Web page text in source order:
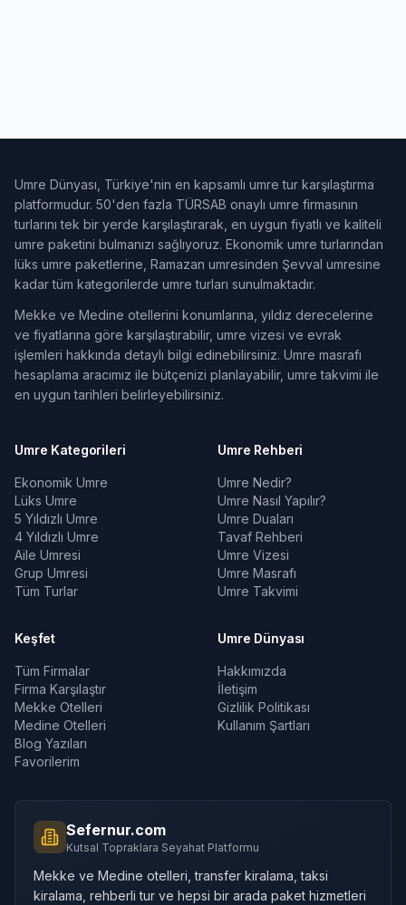
Umre Dünyası, Türkiye'nin en kapsamlı umre tur karşılaştırma
platformudur. 50'den fazla TÜRSAB onaylı umre firmasının
turlarını tek bir yerde karşılaştırarak, en uygun fiyatlı ve kaliteli
umre paketini bulmanızı sağlıyoruz. Ekonomik umre turlarından
lüks umre paketlerine, Ramazan umresinden Şevval umresine
kadar tüm kategorilerde umre turları sunulmaktadır.
Mekke ve Medine otellerini konumlarına, yıldız derecelerine
ve fiyatlarına göre karşılaştırabilir, umre vizesi ve evrak
işlemleri hakkında detaylı bilgi edinebilirsiniz. Umre masrafı
hesaplama aracımız ile bütçenizi planlayabilir, umre takvimi ile
en uygun tarihleri belirleyebilirsiniz.
Umre Kategorileri
Ekonomik Umre
Lüks Umre
5 Yıldızlı Umre
4 Yıldızlı Umre
Aile Umresi
Grup Umresi
Tüm Turlar
Umre Rehberi
Umre Nedir?
Umre Nasıl Yapılır?
Umre Duaları
Tavaf Rehberi
Umre Vizesi
Umre Masrafı
Umre Takvimi
Keşfet
Tüm Firmalar
Firma Karşılaştır
Mekke Otelleri
Medine Otelleri
Blog Yazıları
Favorilerim
Umre Dünyası
Hakkımızda
İletişim
Gizlilik Politikası
Kullanım Şartları
Sefernur.com
Kutsal Topraklara Seyahat Platformu
Mekke ve Medine otelleri, transfer kiralama, taksi
kiralama, rehberli tur ve hepsi bir arada paket hizmetleri